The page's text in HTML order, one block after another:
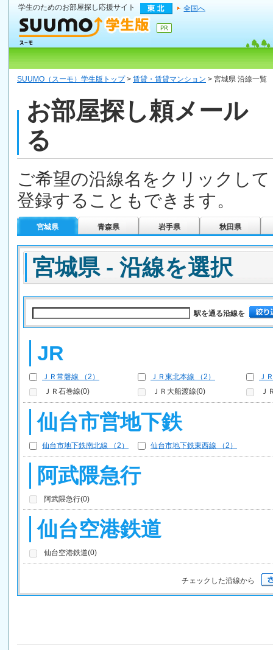
学生のためのお部屋探し応援サイト 全国へ
SUUMO（スーモ）学生版トップ> 賃貸・賃貸マンション > 宮城県 沿線一覧
お部屋探し頼メール
る
ご希望の沿線名をクリックし
登録することもできます。
宮城県 青森県 岩手県 秋田県
宮城県 - 沿線を選択
駅を通る沿線を
JR
ＪＲ常磐線 （2） ＪＲ東北本線 （2）
Ｊ
ＪＲ石巻線(0)
ＪＲ大船渡線(0) Ｊ
仙台市営地下鉄
仙台市地下鉄南北線 （2） 仙台市地下鉄東西線 （2）
阿武隈急行
阿武隈急行(0)
仙台空港鉄道
仙台空港鉄道(0)
チェックした沿線から